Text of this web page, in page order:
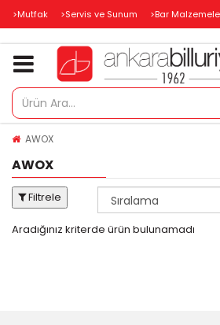
>Mutfak >Servis ve Sunum >Bar
AWOX
AWOX
Filtrele
Aradığınız kriterde ürün bulunamadı